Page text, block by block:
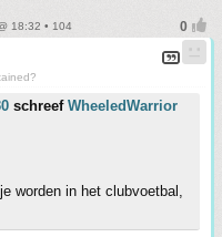
18:32 • 104
schreef WheeledWarrior
worden in het clubvoetbal,